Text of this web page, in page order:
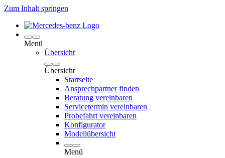
Zum Inhalt springen
Menü
Übersicht
Übersicht
Startseite
Ansprechpartner finden
Beratung vereinbaren
Servicetermin vereinbaren
Probefahrt vereinbaren
Konfigurator
Modellübersicht
Menü